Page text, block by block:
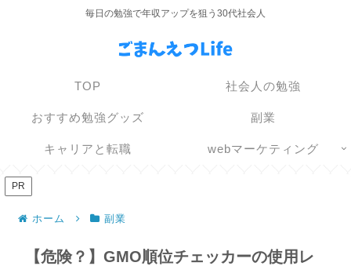
毎日の勉強で年収アップを狙う30代社会人
TOP 社会人の勉強
おすすめ勉強グッズ 副業
キャリアと転職 webマーケティング
PR
ホーム 副業
【危険？】GMO順位チェッカーの使用レ